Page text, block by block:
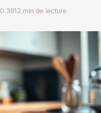
12 min de lecture